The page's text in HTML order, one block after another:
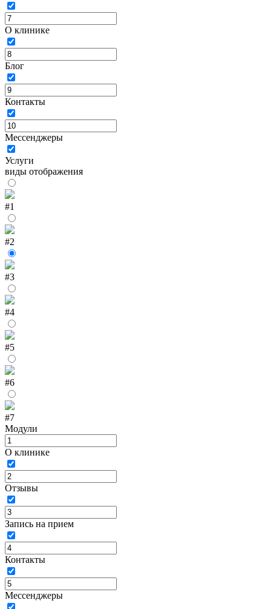
О клинике
Блог
Контакты
Мессенджеры
Услуги
виды отображения
#1
#2
#3
#4
#5
#6
#7
Модули
О клинике
Отзывы
Запись на прием
Контакты
Мессенджеры